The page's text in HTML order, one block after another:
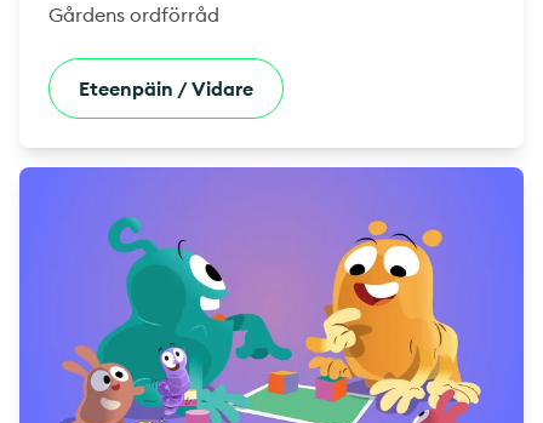
Gårdens ordförråd
Eteenpäin / Vidare